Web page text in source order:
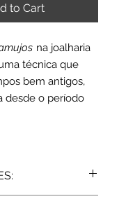
to Cart
na joalharia
técnica que
bem antigos,
desde o período